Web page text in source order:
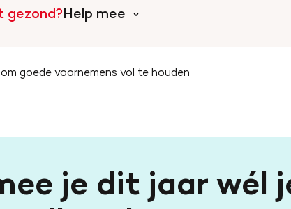
gezond?Help mee
Word vrijwilliger
goede voornemens vol te houden
je dit jaar wél